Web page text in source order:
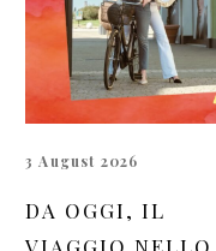
3 August 2026
DA OGGI, IL